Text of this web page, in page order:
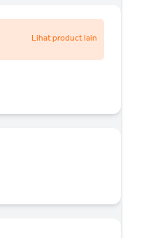
Lihat product lain